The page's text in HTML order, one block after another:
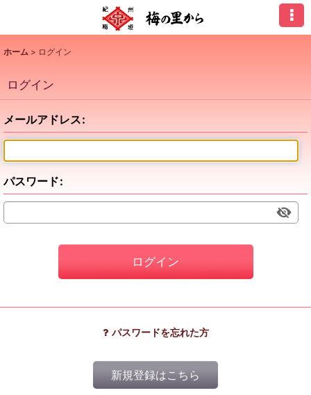
ホーム > ログイン
ログイン
メールアドレス:
パスワード:
ログイン
パスワードを忘れた方
新規登録はこちら